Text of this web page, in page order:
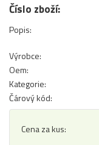
Nová registrace
Náplně
pro jehličkové
Číslo zboží:
Popis:
Výrobce:
Oem:
Kategorie:
Čárový kód:
Cena za kus: